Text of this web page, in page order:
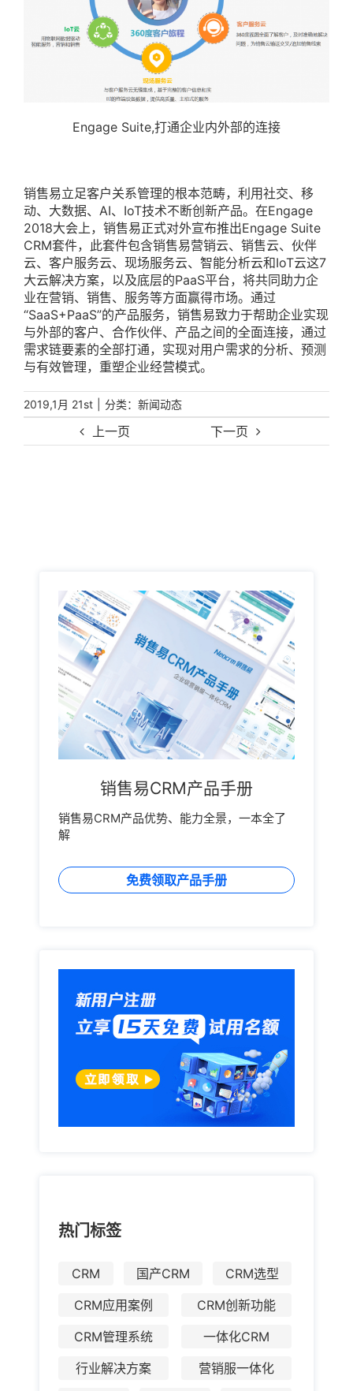
上一页 下一页
Engage Suite,打通企业内外部的连接
销售易立足客户关系管理的根本范畴，利用社交、移
动、大数据、AI、IoT技术不断创新产品。在Engage
2018大会上，销售易正式对外宣布推出Engage Suite
CRM套件，此套件包含销售易营销云、销售云、伙伴
云、客户服务云、现场服务云、智能分析云和IoT云这7
大云解决方案，以及底层的PaaS平台，将共同助力企
业在营销、销售、服务等方面赢得市场。通过
“SaaS+PaaS”的产品服务，销售易致力于帮助企业实现
与外部的客户、合作伙伴、产品之间的全面连接，通过
需求链要素的全部打通，实现对用户需求的分析、预测
与有效管理，重塑企业经营模式。
2019,1月 21st | 分类： 新闻动态
销售易CRM产品手册
销售易CRM产品优势、能力全景，一本全了
解
免费领取产品手册
热门标签
CRM 国产CRM
CRM选型
CRM应用案例
CRM创新功能
CRM管理系统
一体化CRM
行业解决方案
营销服一体化